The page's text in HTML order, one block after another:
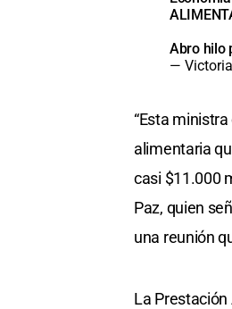
Abro hilo
—
“Esta
alimentaria
casi $11.000
Paz, quien
una reunión
La